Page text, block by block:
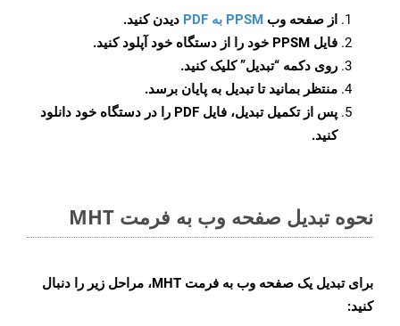
از صفحه وب PPSM به PDF
دیدن کنید.
فایل PPSM خود را از دستگاه خود آپلود کنید.
روی دکمه “تبدیل”کلیک کنید.
منتظر بمانید تا تبدیل به پایان برسد.
پس از تکمیل تبدیل، فایل PDF را در دستگاه خود دانلود
کنید.
نحوه تبدیل صفحه وب به فرمت MHT
برای تبدیل یک صفحه وب به فرمت MHT، مراحل زیر را دنبال
کنید: